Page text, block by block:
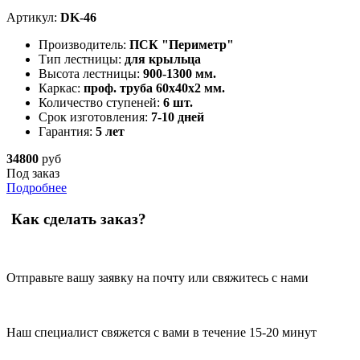
Артикул: DK-46
Производитель: ПСК "Периметр"
Тип лестницы: для крыльца
Высота лестницы: 900-1300 мм.
Каркас: проф. труба 60х40х2 мм.
Количество ступеней: 6 шт.
Срок изготовления: 7-10 дней
Гарантия: 5 лет
34800 руб
Под заказ
Подробнее
Как сделать заказ?
Отправьте вашу заявку на почту или свяжитесь с нами
Наш специалист свяжется с вами в течение 15-20 минут